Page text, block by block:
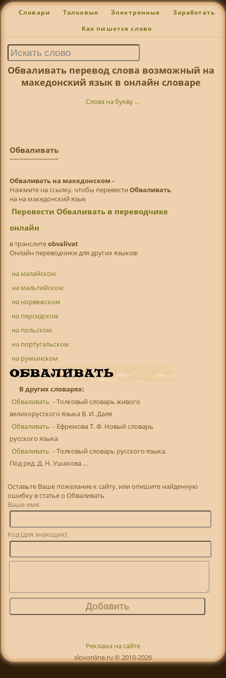
Словари Толковые Электронные Заработать
Как пишется слово
Обваливать перевод слова возможный на
македонский язык в онлайн словаре
Слова на букву ...
Обваливать
Обваливать на македонском -
Нажмите на ссылку, чтобы перевести Обваливать
на на македонский язык
Перевести Обваливать в переводчике
онлайн
в транслитeobvalivat
Онлайн переводчики для других языков:
на малайском
на мальтийском
на норвежском
на персидском
на польском
на португальском
на румынском
В других словарях:
Обваливать - Толковый словарь живого
великорусского языка В. И. Даля
Обваливать - Ефремова Т. Ф. Новый словарь
русского языка
Обваливать - Толковый словарь русского языка.
Под ред. Д. Н. Ушакова ...
Оставьте Ваше пожелание к сайту, или опишите найденную
ошибку в статье о Обваливать
Ваше имя:
Код (для знающих):
Реклама на сайте
slovonline.ru © 2010-2026